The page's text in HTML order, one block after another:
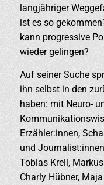
langjähriger
ist es so
kann progressive
wieder gelingen?
Auf seiner Suche
ihn selbst in den
haben: mit Neuro-
Erzähler:innen,
und
Tobias Krell,
Charly Hübner,